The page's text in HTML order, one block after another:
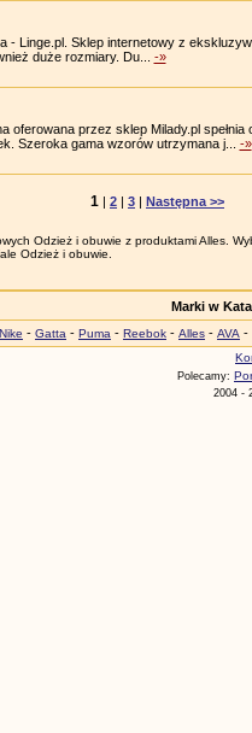
- Linge.pl. Sklep internetowy z
duże rozmiary. Du... -»
oferowana przez sklep Milady.pl spełnia
Szeroka gama wzorów utrzymana j... -»
1 | 2 | 3 | Następna >>
Odzież i obuwie z produktami Alles.
Odzież i obuwie.
Marki w
Nike - Gatta - Puma - Reebok - Alles - AVA -
Polecamy:
2004 -